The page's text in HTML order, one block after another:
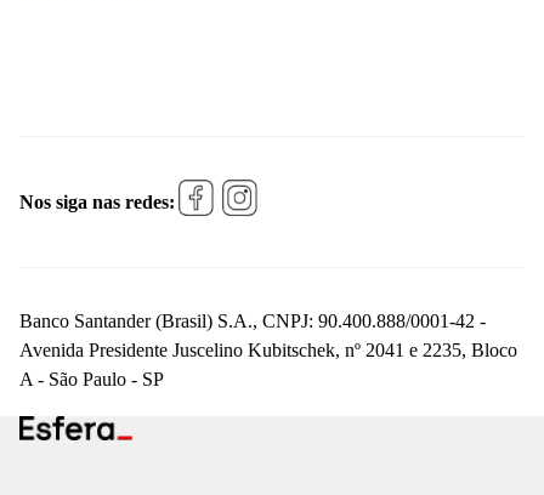
Nos siga nas redes:
Banco Santander (Brasil) S.A., CNPJ: 90.400.888/0001-42 -
Avenida Presidente Juscelino Kubitschek, nº 2041 e 2235, Bloco
A - São Paulo - SP